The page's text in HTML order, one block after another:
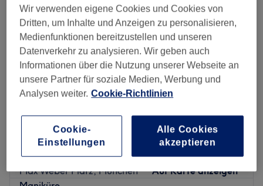
Donnerstag
10:00– 17:00
Freitag
10:00–17:00
Samstag
Geschlossen
Sonntag
Geschlossen
Erica Siqueira Hand- und Fußpflege @Studio M in
München-Bogenhausen ist die Adresse für gepflegte
Der Salon verbindet präzise, sorgfältige und hygienische
Nagel- und Fußpflege mit persönlicher Beratung und viel
Liebe zum Detail. Zentral gelegen in der
Umgebung für hochwertige Beauty-Behandlungen. Die
Thalia Nails & Lashes
4,6
197 Bewertungen
Max Weber Platz, München
Auf Karte anzeigen
Wir verwenden eigene Cookies und Cookies von
Dritten, um Inhalte und Anzeigen zu personalisieren,
Medienfunktionen bereitzustellen und unseren
Datenverkehr zu analysieren. Wir geben auch
Informationen über die Nutzung unserer Webseite an
unsere Partner für soziale Medien, Werbung und
Analysen weiter. Cookie-Richtlinien
Cookie-
Einstellungen
Alle Cookies
akzeptieren